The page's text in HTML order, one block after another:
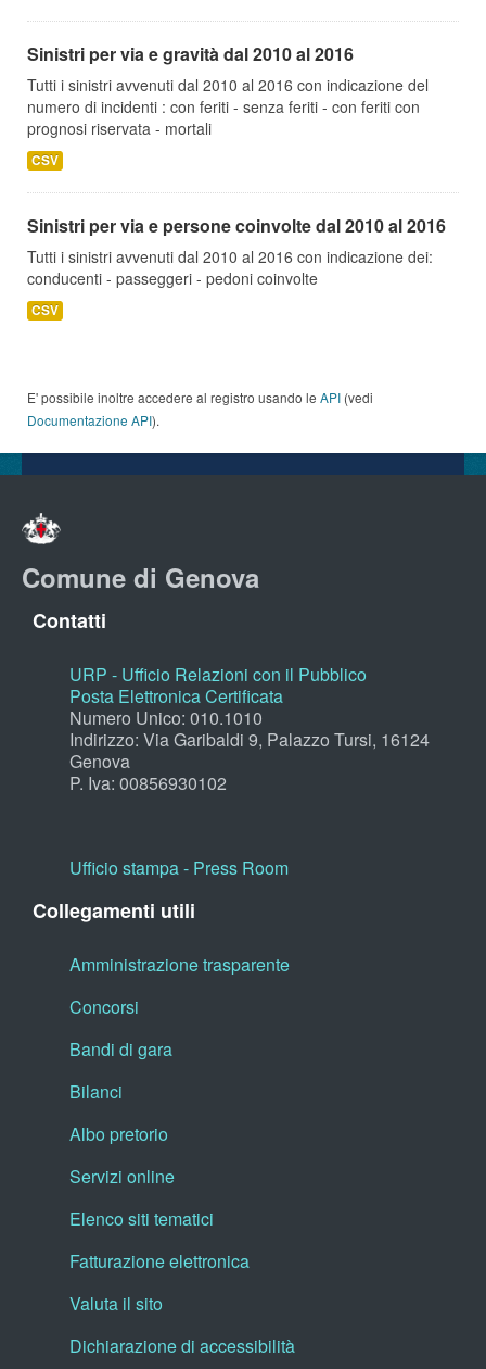
Sinistri per via e gravità dal 2010 al 2016
Tutti i sinistri avvenuti dal 2010 al 2016 con indicazione del
numero di incidenti : con feriti - senza feriti - con feriti con
prognosi riservata - mortali
CSV
Sinistri per via e persone coinvolte dal 2010 al 2016
Tutti i sinistri avvenuti dal 2010 al 2016 con indicazione dei:
conducenti - passeggeri - pedoni coinvolte
CSV
E' possibile inoltre accedere al registro usando le API (vedi
Documentazione API).
Comune di Genova
Contatti
URP - Ufficio Relazioni con il Pubblico
Posta Elettronica Certificata
Numero Unico: 010.1010
Indirizzo: Via Garibaldi 9, Palazzo Tursi, 16124
Genova
P. Iva: 00856930102
Ufficio stampa - Press Room
Collegamenti utili
Amministrazione trasparente
Concorsi
Bandi di gara
Bilanci
Albo pretorio
Servizi online
Elenco siti tematici
Fatturazione elettronica
Valuta il sito
Dichiarazione di accessibilità